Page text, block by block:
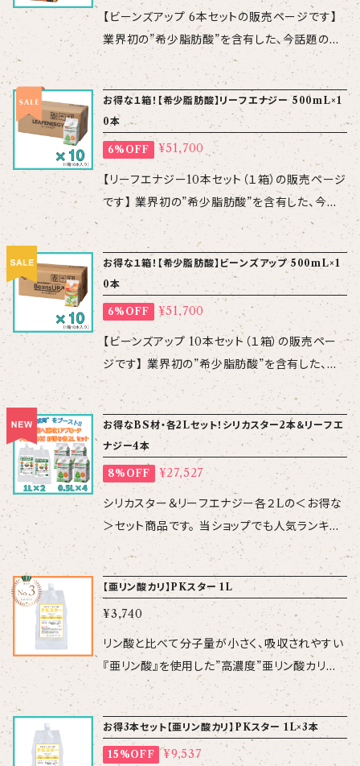
ださい。 【配送について】 3本セットは、レターパ
ックプラスで配送します。 対面でのお届けです
が、配達日・配達時間の指定は出来ません。何卒
ご了承ください。
【対応面積】本品1本あたり10～20a 【使用方
法】育苗期10～300倍、本圃800～1,500倍 ※
希釈倍率は任意です （葉面散布・
潅水） 【使用上の
注意】 ・ 飲料品ではありません。 ・ 希釈混用す
る場合には、事前に少量にて混用に問題がない
ことをご確認ください。
【ビーンズアップ 6本セットの販売ページです】
業界初の”希少脂肪酸”を含有した、今話題のバ
イオスティミュラント資材「リーフエナジー」に、
新たなラインナップが加わりました！その名も
「ビーンズアップ」！ 「ビーンズアップ」は、名前の
通り、豆科の収品率を向上させるのはもちろんの
こと、花芽分化促進が重要となる作物・果菜類
などにおススメです。 【成分】希少脂肪酸
【性 状】pH7.0～7.5、比重1、無色透明液 【使
用方法】花芽形成期～開花初期に1,000倍を葉
面散布 （原液250ｍL／10a）
果菜類は花芽形成期以降、定期的に
1,000倍を葉面散布 【使用上の注意】 ・ 飲料品
ではありません。 ・ 希釈混用する場合には、事
前に少量にて混用に問題がないことをご確認く
ださい。
お得な１箱！【希少脂肪酸】リーフエナジー 500mL×1
0本
6%OFF ¥51,700
【リーフエナジー10本セット（１箱）の販売ページ
です】 業界初の”希少脂肪酸”を含有した、今話
題のバイオスティミュラント資材です！リーフエナ
ジーは、高温・雨風・干ばつ・収穫ストレスを緩和
し、植物の健全な生育をサポートします。 【成分】
希少脂肪酸※ ※特許（第6759448）取
得成分 【性 状】pH7.0～7.5、比重1、無色透明液
【対応面積】本品1本あたり10～20a 【使用方
法】育苗期10～300倍、本圃800～1,500倍 ※
希釈倍率は任意です （葉面散布・
潅水） 【使用上の
注意】 ・ 飲料品ではありません。 ・ 希釈混用す
る場合には、事前に少量にて混用に問題がない
ことをご確認ください。
お得な１箱！【希少脂肪酸】ビーンズアップ 500mL×1
0本
6%OFF ¥51,700
【ビーンズアップ 10本セット（１箱）の販売ペー
ジです】 業界初の”希少脂肪酸”を含有した、今
話題のバイオスティミュラント資材「リーフエナ
ジー」に、新たなラインナップが加わりました！そ
の名も「ビーンズアップ」！ 「ビーンズアップ」は、
名前の通り、豆科の収品率を向上させるのはも
ちろんのこと、花芽分化促進が重要となる作物・
果菜類などにおススメです。 【成分】希少脂肪酸
【性 状】pH7.0～7.5、比重1、無色透明
液 【使用方法】花芽形成期～開花初期に1,000
倍を葉面散布 （原液250ｍL／1
0a） 果菜類は花芽形成期以降、
定期的に1,000倍を葉面散布 【使用上の注意】
・ 飲料品ではありません。 ・ 希釈混用する場合
には、事前に少量にて混用に問題がないことを
ご確認ください。
お得なBS材・各2Lセット！シリカスター2本＆リーフエ
ナジー4本
8%OFF ¥27,527
シリカスター＆リーフエナジー各２Lの＜お得な
＞セット商品です。 当ショップでも人気ランキン
グ1位の「シリカスター」・2位の「リーフエナジー」
をセットにした、たっぷり使えるお得なBS材・各2
Lセットが新登場です。※BS材：バイオスティミュ
ラント材 シリカスター2L（3,960円×2本） ＋ リ
ーフエナジー2L（ 5,500円×4本）＝29,920円
がなんと!!! セット割の8％引きで＜27,527円＞
1本ずつバラで購入するよりも、2,393円お得で
す。 この機会に是非、人気のバイオスティミュラ
ント資材を試してみませんか！ 当社が行ったマリ
ーゴールドの＜乾燥耐性＞の実験では、リーフ
【亜リン酸カリ】PKスター 1L
¥3,740
リン酸と比べて分子量が小さく、吸収されやすい
『亜リン酸』を使用した”高濃度”亜リン酸カリ液
肥です。 窒素代謝を促進し徒長を抑制したり、花
芽分化や果実の肥大を促進、植物の病害抵抗物
質（ファイトアレキシン）の発現能力を引き出すこ
とにより、作物の病気抵抗性を向上します。 【保
お得3本セット【亜リン酸カリ】PKスター 1L×3本
15%OFF ¥9,537